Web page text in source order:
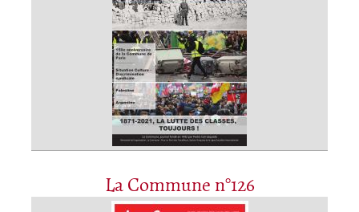
La Commune n°126